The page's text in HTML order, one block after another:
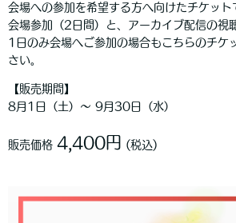
会場への参加を希望する方へ向けたチケット
会場参加（2日間）と、アーカイブ配信の視
1日のみ会場へご参加の場合もこちらのチケ
さい。
【販売期間】
8月1日（土）〜 9月30日（水）
販売価格 4,400円 (税込)